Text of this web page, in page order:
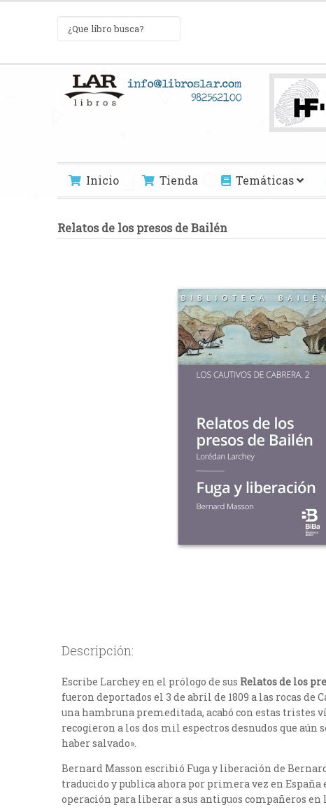
Inicio Tienda Temáticas
Relatos de los presos de Bailén
Descripción:
Escribe Larchey en el prólogo de sus Relatos de los
fueron deportados el 3 de abril de 1809 a las rocas
una hambruna premeditada, acabó con estas tristes
recogieron a los dos mil espectros desnudos que
haber salvado».
Bernard Masson escribió Fuga y liberación de
traducido y publica ahora por primera vez en
operación para liberar a sus antiguos compañeros en